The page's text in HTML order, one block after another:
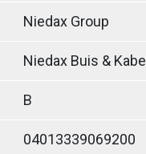
Niedax Group
Niedax Buis &
B
04013339069200